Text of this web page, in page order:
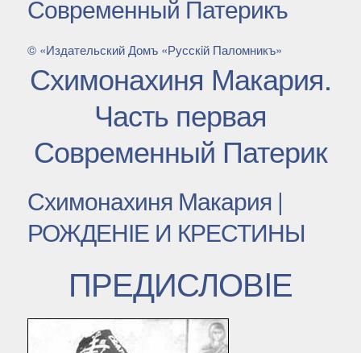
Современный Патерикъ
© «Издательский Домъ «Русскiй Паломникъ»
Схимонахиня Макария.
Часть первая
Современный Патерик
Схимонахиня Макария |
РОЖДЕНІЕ И КРЕСТИНЫ
ПРЕДИСЛОВIЕ